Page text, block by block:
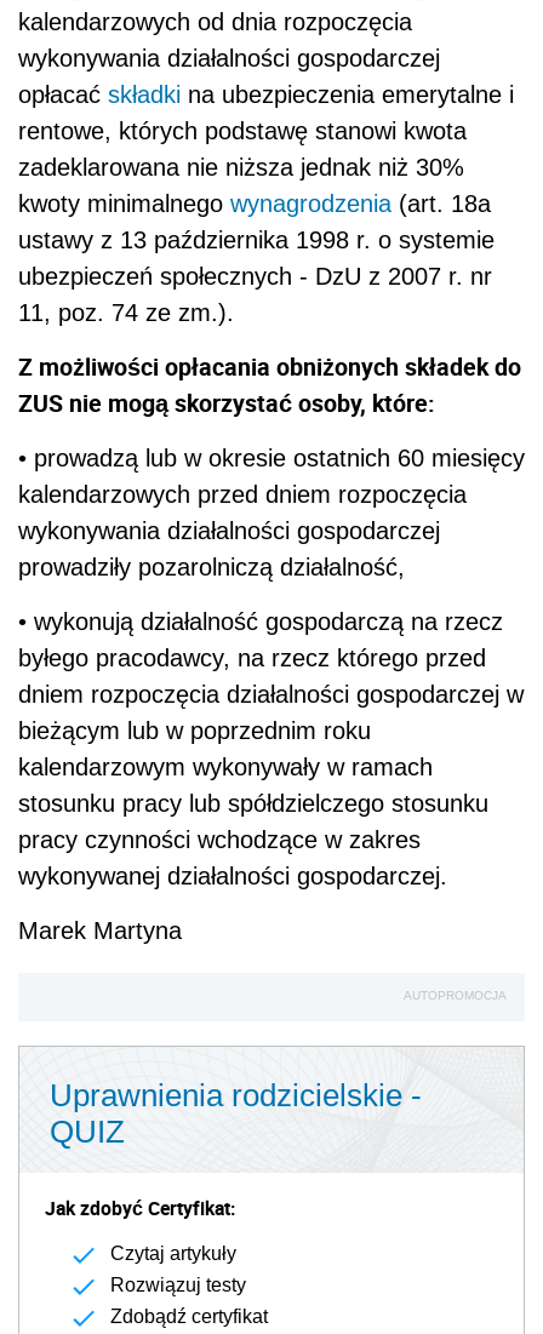
kalendarzowych od dnia rozpoczęcia
wykonywania działalności gospodarczej
opłacać składki na ubezpieczenia emerytalne i
rentowe, których podstawę stanowi kwota
zadeklarowana nie niższa jednak niż 30%
kwoty minimalnego wynagrodzenia (art. 18a
ustawy z 13 października 1998 r. o systemie
ubezpieczeń społecznych - DzU z 2007 r. nr
11, poz. 74 ze zm.).
Z możliwości opłacania obniżonych składek do
ZUS nie mogą skorzystać osoby, które:
• prowadzą lub w okresie ostatnich 60 miesięcy
kalendarzowych przed dniem rozpoczęcia
wykonywania działalności gospodarczej
prowadziły pozarolniczą działalność,
• wykonują działalność gospodarczą na rzecz
byłego pracodawcy, na rzecz którego przed
dniem rozpoczęcia działalności gospodarczej w
bieżącym lub w poprzednim roku
kalendarzowym wykonywały w ramach
stosunku pracy lub spółdzielczego stosunku
pracy czynności wchodzące w zakres
wykonywanej działalności gospodarczej.
Marek Martyna
AUTOPROMOCJA
Uprawnienia rodzicielskie -
QUIZ
Jak zdobyć Certyfikat:
Czytaj artykuły
Rozwiązuj testy
Zdobądź certyfikat